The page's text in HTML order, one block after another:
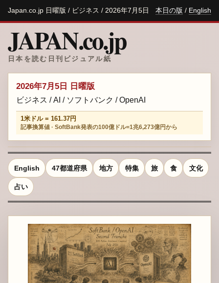
Japan.co.jp 日曜版 / ビジネス / 2026年7月5日 本日の版 / English
JAPAN.co.jp
日本を読む日刊ビジュアル紙
2026年7月5日 日曜版
ビジネス / AI / ソフトバンク / OpenAI
1米ドル = 161.37円
記事換算値 · SoftBank発表の100億ドル=1兆6,273億円から
English 47都道府県 地方 特集 旅 食 文化
占い